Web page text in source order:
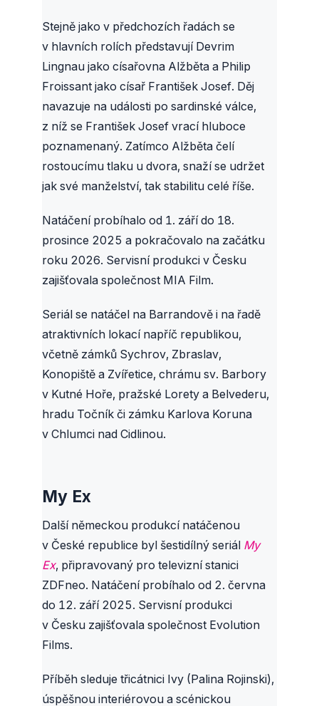
Stejně jako v předchozích řadách se
v hlavních rolích představují Devrim
Lingnau jako císařovna Alžběta a Philip
Froissant jako císař František Josef. Děj
navazuje na události po sardinské válce,
z níž se František Josef vrací hluboce
poznamenaný. Zatímco Alžběta čelí
rostoucímu tlaku u dvora, snaží se udržet
jak své manželství, tak stabilitu celé říše.
Natáčení probíhalo od 1. září do 18.
prosince 2025 a pokračovalo na začátku
roku 2026. Servisní produkci v Česku
zajišťovala společnost MIA Film.
Seriál se natáčel na Barrandově i na řadě
atraktivních lokací napříč republikou,
včetně zámků Sychrov, Zbraslav,
Konopiště a Zvířetice, chrámu sv. Barbory
v Kutné Hoře, pražské Lorety a Belvederu,
hradu Točník či zámku Karlova Koruna
v Chlumci nad Cidlinou.
My Ex
Další německou produkcí natáčenou
v České republice byl šestidílný seriál My
Ex, připravovaný pro televizní stanici
ZDFneo. Natáčení probíhalo od 2. června
do 12. září 2025. Servisní produkci
v Česku zajišťovala společnost Evolution
Films.
Příběh sleduje třicátnici Ivy (Palina Rojinski),
úspěšnou interiérovou a scénickou